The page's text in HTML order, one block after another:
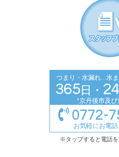
つまり・水漏れ…水
365日・ 24
*京丹後市及び
0772-
お気軽にお電
※タップすると電話を